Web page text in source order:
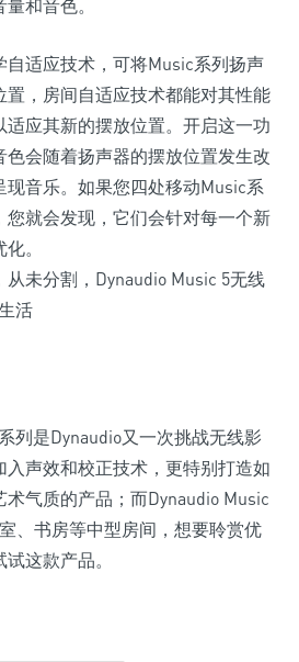
和音色。
自适应技术，可将Music系列扬声
置，房间自适应技术都能对其性能
适应其新的摆放位置。开启这一功
会随着扬声器的摆放位置发生改
音乐。如果您四处移动Music系
您就会发现，它们会针对每一个新
。
列是Dynaudio又一次挑战无线影
声效和校正技术，更特别打造如
气质的产品；而Dynaudio Music
、书房等中型房间，想要聆赏优
这款产品。